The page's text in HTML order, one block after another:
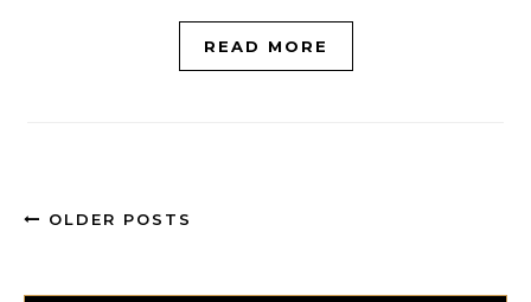
READ MORE
OLDER POSTS